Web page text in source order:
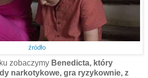
źródło
zobaczymy Benedicta, który
narkotykowe, gra ryzykownie, z